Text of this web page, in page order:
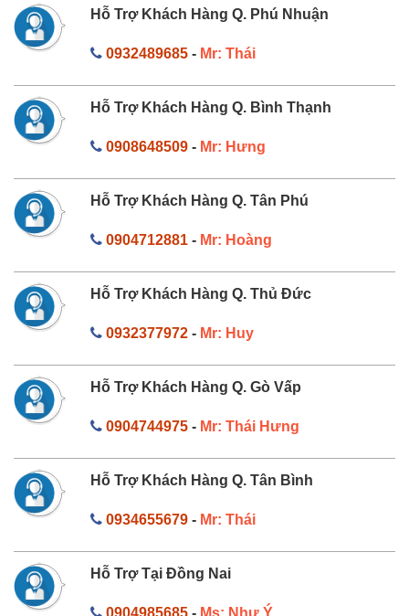
Hỗ Trợ Khách Hàng Q. Phú Nhuận
0932489685- Mr: Thái
Hỗ Trợ Khách Hàng Q. Bình Thạnh
0908648509- Mr: Hưng
Hỗ Trợ Khách Hàng Q. Tân Phú
0904712881- Mr: Hoàng
Hỗ Trợ Khách Hàng Q. Thủ Đức
0932377972- Mr: Huy
Hỗ Trợ Khách Hàng Q. Gò Vấp
0904744975- Mr: Thái Hưng
Hỗ Trợ Khách Hàng Q. Tân Bình
0934655679- Mr: Thái
Hỗ Trợ Tại Đồng Nai
0904985685- Ms: Như Ý